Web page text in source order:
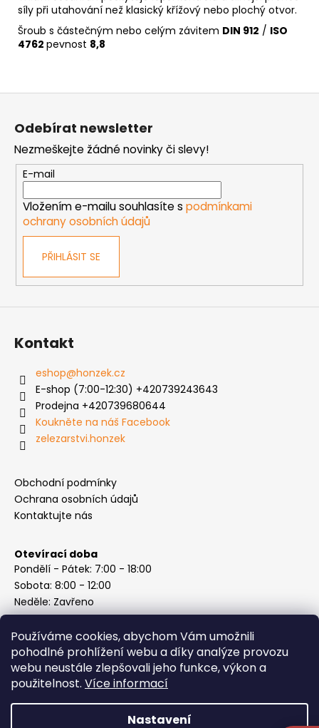
Používáme cookies, abychom Vám umožnili
pohodlné prohlížení webu a díky analýze provozu
webu neustále zlepšovali jeho funkce, výkon a
použitelnost. Více informací
Nastavení
síly při utahování než klasický křížový nebo plochý otvor.
Šroub s částečným nebo celým závitem DIN 912 / ISO
4762 pevnost 8,8
Z
Odebírat newsletter
Nezmeškejte žádné novinky či slevy!
E-mail
Vložením e-mailu souhlasíte s podmínkami
ochrany osobních údajů
PŘIHLÁSIT SE
Kontakt
eshop@honzek.cz
E-shop (7:00-12:30) +420739243643
Prodejna +420739680644
Koukněte na náš Facebook
zelezarstvi.honzek
Obchodní podmínky
Ochrana osobních údajů
Kontaktujte nás
Otevírací doba
Pondělí - Pátek: 7:00 - 18:00
Sobota: 8:00 - 12:00
Neděle: Zavřeno
Instagram